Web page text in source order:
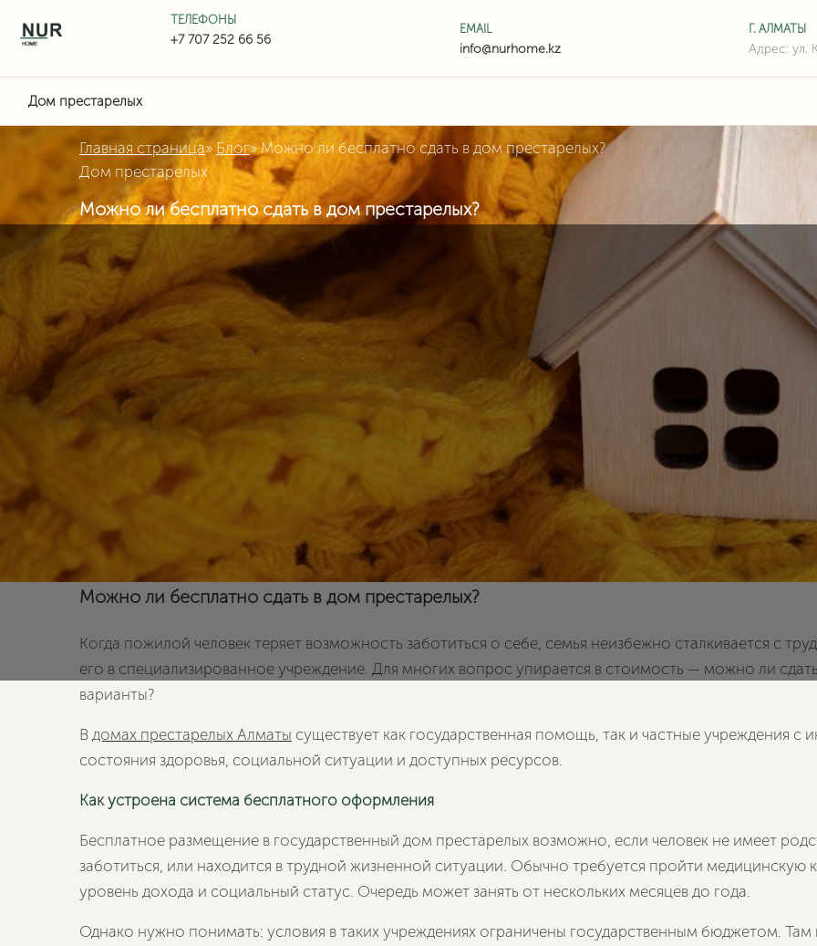
ТЕЛЕФОНЫ
EMAIL Г. АЛМАТЫ
Адрес: ул.
Дом престарелых
Главная страница» Блог»Можно ли бесплатно сдать в дом престарелых?
Дом престарелых
Можно ли бесплатно сдать в дом престарелых?
Можно ли бесплатно сдать в дом престарелых?
Когда пожилой человек теряет возможность заботиться о себе, семья неизбежно сталкивается с
его в специализированное учреждение. Для многих вопрос упирается в стоимость — можно ли
варианты?
В домах престарелых Алматы существует как государственная помощь, так и частные учреждения
состояния здоровья, социальной ситуации и доступных ресурсов.
Как устроена система бесплатного оформления
Бесплатное размещение в государственный дом престарелых возможно, если человек не имеет
заботиться, или находится в трудной жизненной ситуации. Обычно требуется пройти
уровень дохода и социальный статус. Очередь может занять от нескольких месяцев до года.
Однако нужно понимать: условия в таких учреждениях ограничены государственным бюджетом.